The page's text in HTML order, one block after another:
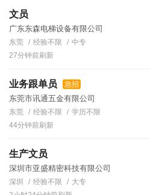
文员
广东东森电梯设备有限公司
东莞 经验不限
中专
27分钟前刷新
业务跟单员 急招
东莞市讯通五金有限公司
东莞 经验不限
学历不限
44分钟前刷新
生产文员
深圳市亚盛精密科技有限公司
深圳 经验不限
大专